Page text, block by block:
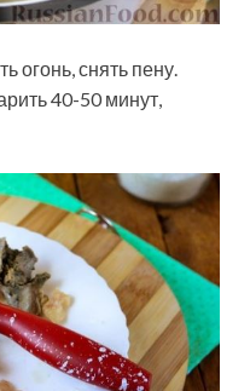
огонь, снять пену.
40-50 минут,